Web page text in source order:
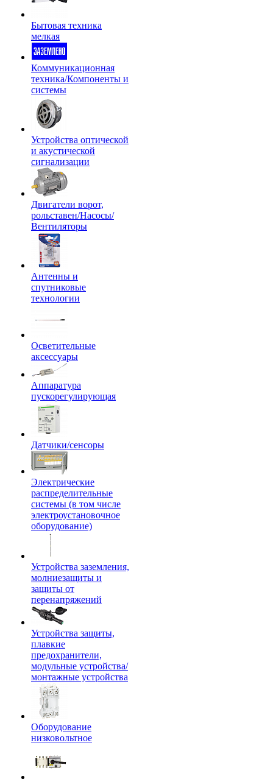
Бытовая техника
мелкая
Коммуникационная
техника/Компоненты и
системы
Устройства оптической
и акустической
сигнализации
Двигатели ворот,
рольставен/Насосы/
Вентиляторы
Антенны и
спутниковые
технологии
Осветительные
аксессуары
Аппаратура
пускорегулирующая
Датчики/сенсоры
Электрические
распределительные
системы (в том числе
электроустановочное
оборудование)
Устройства заземления,
молниезащиты и
защиты от
перенапряжений
Устройства защиты,
плавкие
предохранители,
модульные устройства/
монтажные устройства
Оборудование
низковольтное